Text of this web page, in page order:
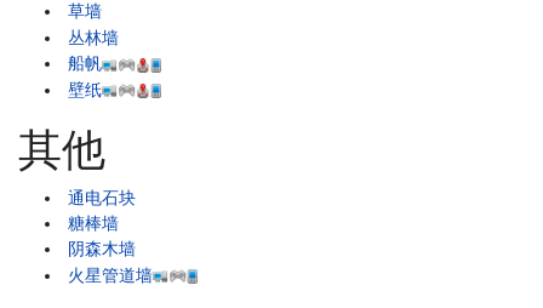
草墙
丛林墙
船帆
壁纸
其他
通电石块
糖棒墙
阴森木墙
火星管道墙